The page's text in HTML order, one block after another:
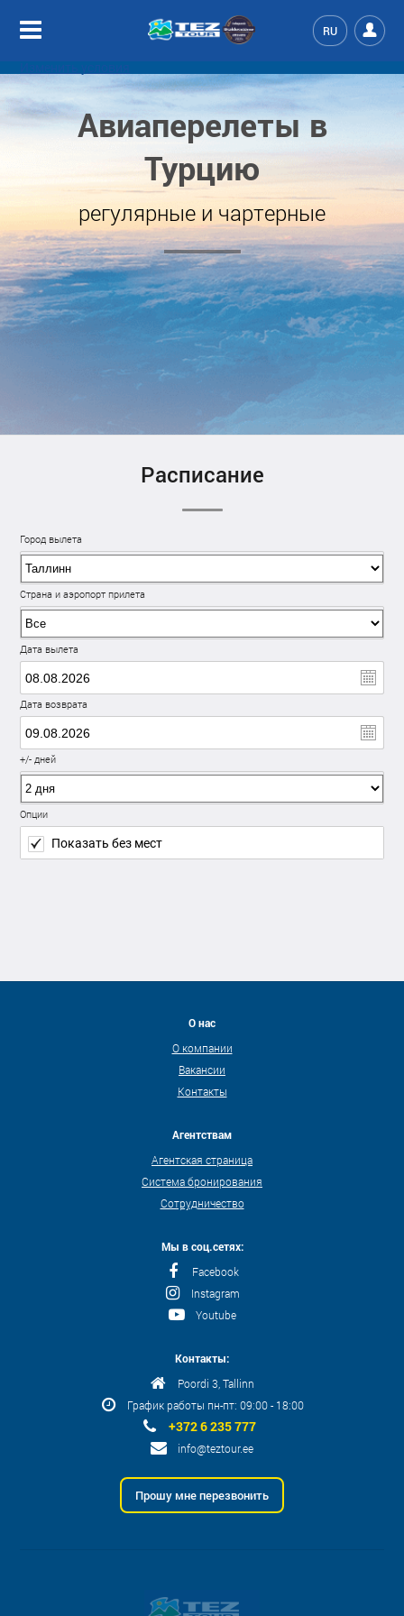
RU
Авиаперелеты в
Турцию
регулярные и чартерные
Расписание
Город вылета
Страна и аэропорт прилета
Дата вылета
Дата возврата
+/- дней
Опции
Показать без мест
О нас
О компании
Вакансии
Контакты
Агентствам
Агентская страница
Система бронирования
Сотрудничество
Мы в соц.сетях:
Facebook
Instagram
Youtube
Контакты:
Poordi 3, Tallinn
График работы пн-пт: 09:00 - 18:00
+372 6 235 777
info@teztour.ee
Прошу мне перезвонить